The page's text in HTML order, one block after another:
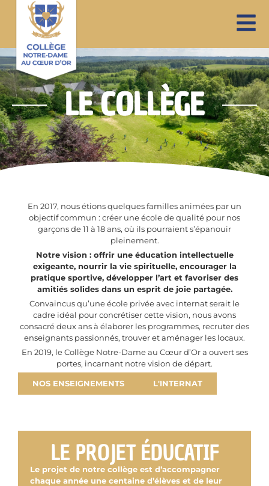
LE COLLÈGE
En 2017, nous étions quelques familles animées par un
objectif commun : créer une école de qualité pour nos
garçons de 11 à 18 ans, où ils pourraient s’épanouir
pleinement.
Notre vision : offrir une éducation intellectuelle
exigeante, nourrir la vie spirituelle, encourager la
pratique sportive, développer l’art et favoriser des
amitiés solides dans un esprit de joie partagée.
Convaincus qu’une école privée avec internat serait le
cadre idéal pour concrétiser cette vision, nous avons
consacré deux ans à élaborer les programmes, recruter des
enseignants passionnés, trouver et aménager les locaux.
En 2019, le Collège Notre-Dame au Cœur d’Or a ouvert ses
portes, incarnant notre vision de départ.
NOS ENSEIGNEMENTS L'INTERNAT
LE PROJET ÉDUCATIF
Le projet de notre collège est d’accompagner
chaque année une centaine d’élèves et de leur